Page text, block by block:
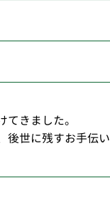
きました。
後世に残すお手伝い